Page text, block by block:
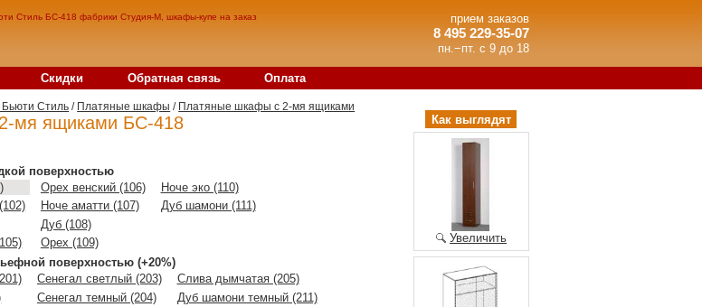
Стиль БС-418 фабрики Студия-М, шкафы-купе на заказ прием заказов
8 495 229-35-07
пн.−пт. с 9 до 18
Скидки Обратная связь Оплата
Бьюти Стиль / Платяные шкафы / Платяные шкафы с 2-мя ящиками
мя ящиками БС-418
поверхностью
Орех венский (106)
Ноче аматти (107)
Дуб (108)
Орех (109)
Ноче эко (110)
Дуб шамони (111)
поверхностью (+20%)
Сенегал светлый (203)
Сенегал темный (204)
Слива дымчатая (205)
Дуб шамони темный (211)
Как выглядят
Увеличить